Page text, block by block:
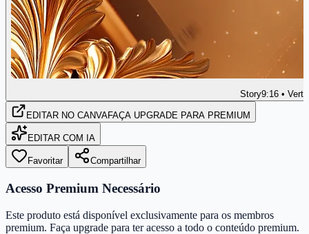
Story9:16 •
EDITAR NO CANVAFAÇA UPGRADE PARA PREMIUM
EDITAR COM IA
Favoritar Compartilhar
Acesso Premium Necessário
Este produto está disponível exclusivamente para os membros
premium. Faça upgrade para ter acesso a todo o conteúdo premium.